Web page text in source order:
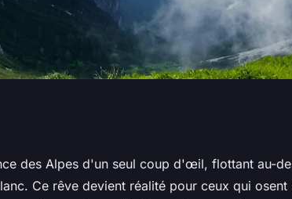
Survoler le
des Alpes d'un seul coup d'œil, flottant au-
Ce rêve devient réalité pour ceux qui osent